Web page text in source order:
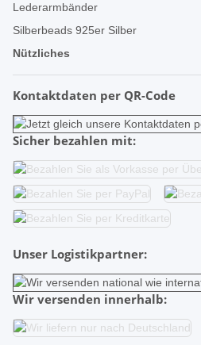
Lederarmbänder
Silberbeads 925er Silber
Nützliches
Kontaktdaten per QR-Code
Sicher bezahlen mit:
Unser Logistikpartner:
Wir versenden innerhalb: